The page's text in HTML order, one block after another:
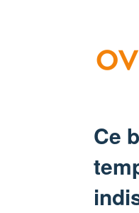
Ce